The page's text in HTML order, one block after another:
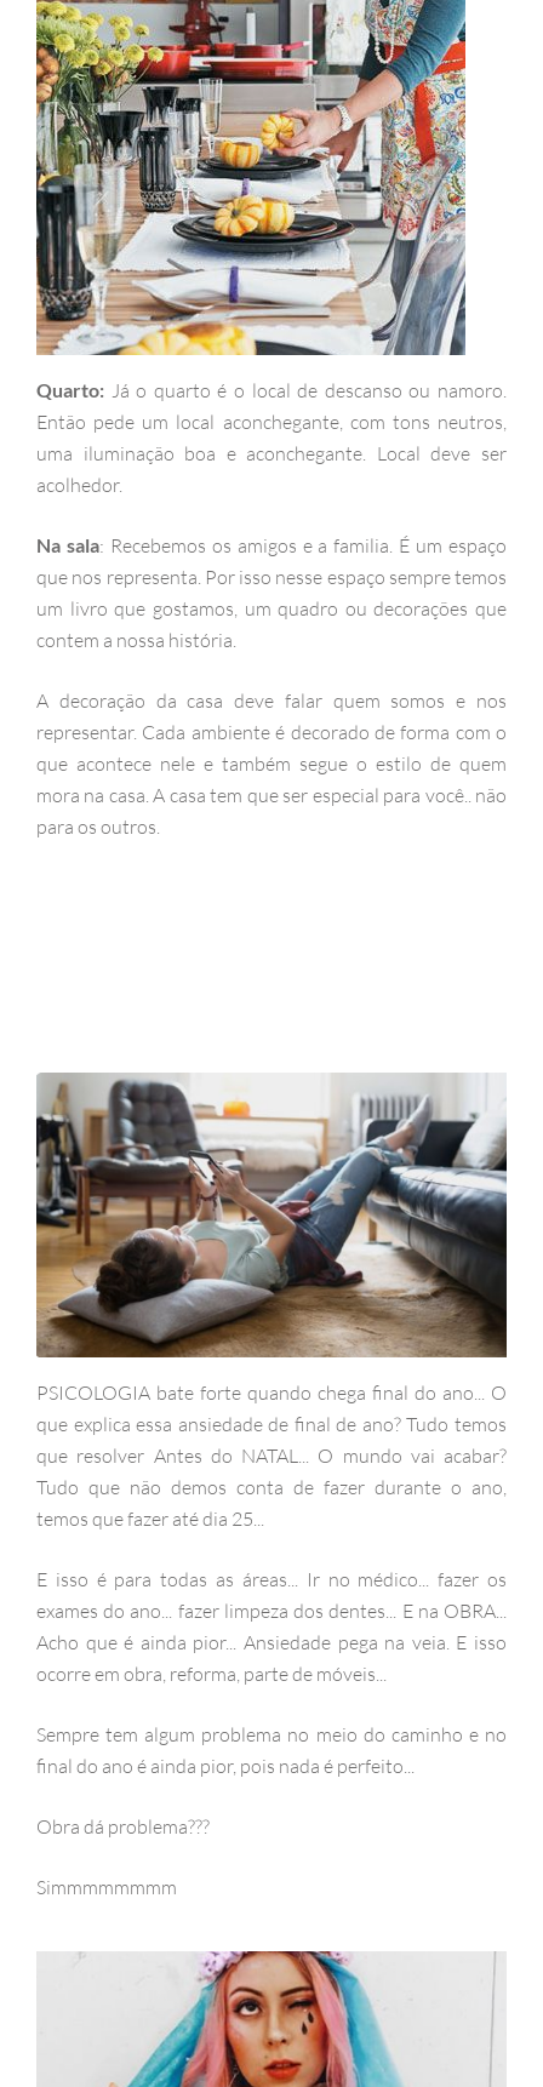
Quarto: Já o quarto é o local de descanso ou namoro.
Então pede um local aconchegante, com tons neutros,
uma iluminação boa e aconchegante. Local deve ser
acolhedor.
Na sala: Recebemos os amigos e a familia. É um espaço
que nos representa. Por isso nesse espaço sempre temos
um livro que gostamos, um quadro ou decorações que
contem a nossa história.
A decoração da casa deve falar quem somos e nos
representar. Cada ambiente é decorado de forma com o
que acontece nele e também segue o estilo de quem
mora na casa. A casa tem que ser especial para você.. não
para os outros.
PSICOLOGIA bate forte quando chega final do ano... O
que explica essa ansiedade de final de ano? Tudo temos
que resolver Antes do NATAL... O mundo vai acabar?
Tudo que não demos conta de fazer durante o ano,
temos que fazer até dia 25...
E isso é para todas as áreas... Ir no médico... fazer os
exames do ano... fazer limpeza dos dentes... E na OBRA...
Acho que é ainda pior... Ansiedade pega na veia. E isso
ocorre em obra, reforma, parte de móveis...
Sempre tem algum problema no meio do caminho e no
final do ano é ainda pior, pois nada é perfeito...
Obra dá problema???
Simmmmmmmm